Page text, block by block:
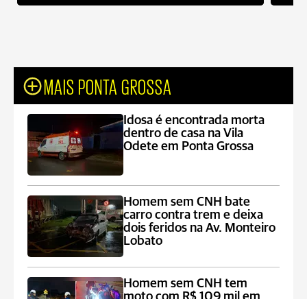
MAIS PONTA GROSSA
Idosa é encontrada morta
dentro de casa na Vila
Odete em Ponta Grossa
Homem sem CNH bate
carro contra trem e deixa
dois feridos na Av. Monteiro
Lobato
Homem sem CNH tem